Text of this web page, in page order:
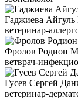
Гаджиева Айгуль
ветеринар-
Фролов Родион
ветврач-
Гусев Сергей
ветеринар-